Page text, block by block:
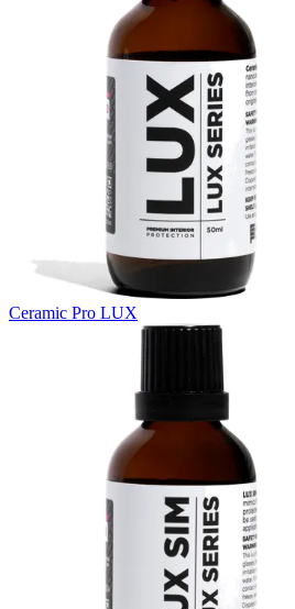
Ceramic Pro LUX